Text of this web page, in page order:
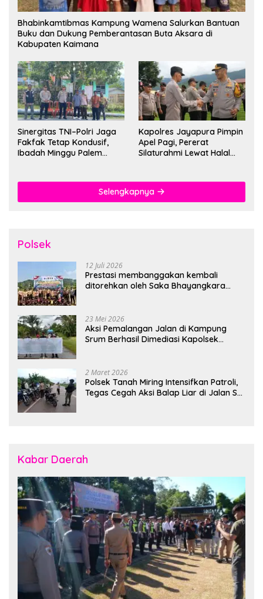
Bhabinkamtibmas Kampung Wamena Salurkan Bantuan
Buku dan Dukung Pemberantasan Buta Aksara di
Kabupaten Kaimana
Sinergitas TNI–Polri Jaga
Fakfak Tetap Kondusif,
Ibadah Minggu Palem
Kapolres Jayapura Pimpin
Apel Pagi, Pererat
Silaturahmi Lewat Halal
Selengkapnya
Polsek
12 Juli 2026
Prestasi membanggakan kembali
ditorehkan oleh Saka Bhayangkara
23 Mei 2026
Aksi Pemalangan Jalan di Kampung
Srum Berhasil Dimediasi Kapolsek
2 Maret 2026
Polsek Tanah Miring Intensifkan Patroli,
Tegas Cegah Aksi Balap Liar di Jalan SP
Kabar Daerah